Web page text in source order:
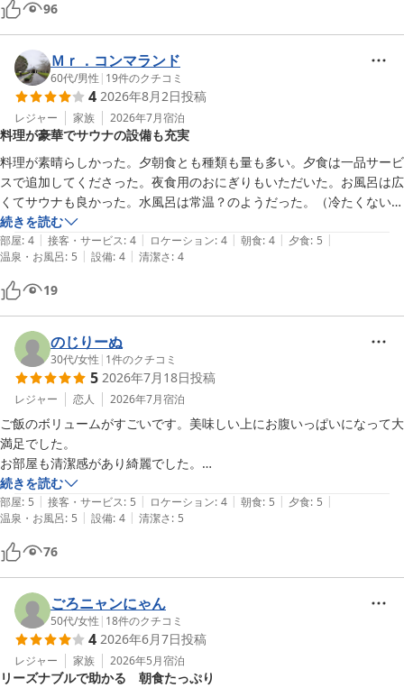
96
Ｍｒ．コンマランド
60代/男性 | 19件のクチコミ
4 2026年8月2日投稿
レジャー 家族 2026年7月宿泊
料理が豪華でサウナの設備も充実
料理が素晴らしかった。夕朝食とも種類も量も多い。夕食は一品サービ
スで追加してくださった。夜食用のおにぎりもいただいた。お風呂は広
くてサウナも良かった。水風呂は常温？のようだった。（冷たくない）
整い椅子が10個ほどあるのがとてもよい。日帰り入浴のお客さんがい
なかったらもっとくつろげた。部屋は広くロフトもある。
全体的にたいへん良かった。
続きを読む
部屋: 4 | 接客・サービス: 4 | ロケーション: 4 | 朝食: 4 | 夕食: 5 |
温泉・お風呂: 5 | 設備: 4 | 清潔さ: 4
19
のじりーぬ
30代/女性 | 1件のクチコミ
5 2026年7月18日投稿
レジャー 恋人 2026年7月宿泊
ご飯のボリュームがすごいです。美味しい上にお腹いっぱいになって大
満足でした。
お部屋も清潔感があり綺麗でした。
個人的にお風呂上がりは毎回タオルを変えたいタイプなので、フェイス
タオルだけでももう少し用意してもらえたら有難かったです。
続きを読む
部屋: 5 | 接客・サービス: 5 | ロケーション: 4 | 朝食: 5 | 夕食: 5 |
温泉・お風呂: 5 | 設備: 4 | 清潔さ: 5
76
ごろニャンにゃん
50代/女性 | 18件のクチコミ
4 2026年6月7日投稿
レジャー 家族 2026年5月宿泊
リーズナブルで助かる 朝食たっぷり